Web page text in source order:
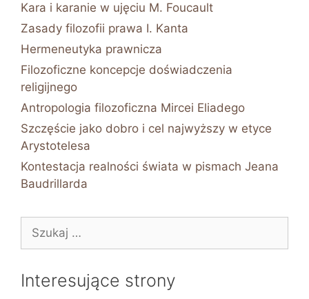
Kara i karanie w ujęciu M. Foucault
Zasady filozofii prawa I. Kanta
Hermeneutyka prawnicza
Filozoficzne koncepcje doświadczenia
religijnego
Antropologia filozoficzna Mircei Eliadego
Szczęście jako dobro i cel najwyższy w etyce
Arystotelesa
Kontestacja realności świata w pismach Jeana
Baudrillarda
Szukaj:
Interesujące strony